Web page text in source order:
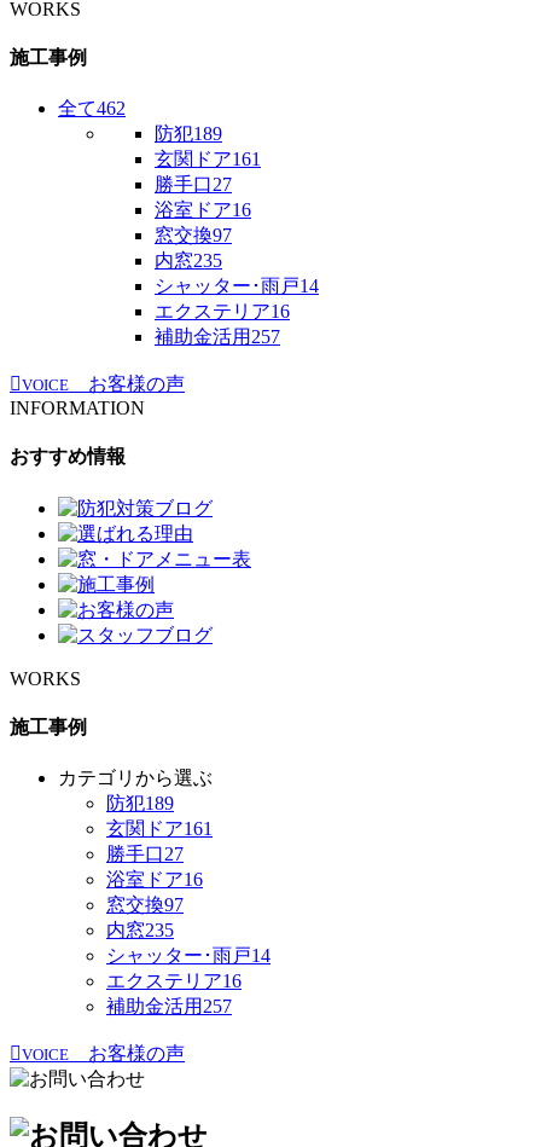
WORKS
施工事例
全て462
防犯189
玄関ドア161
勝手口27
浴室ドア16
窓交換97
内窓235
シャッター･雨戸14
エクステリア16
補助金活用 257
VOICE
お客様の声
INFORMATION
おすすめ情報
WORKS
施工事例
カテゴリから選ぶ
防犯189
玄関ドア161
勝手口27
浴室ドア16
窓交換97
内窓235
シャッター･雨戸14
エクステリア16
補助金活用 257
VOICE お客様の声